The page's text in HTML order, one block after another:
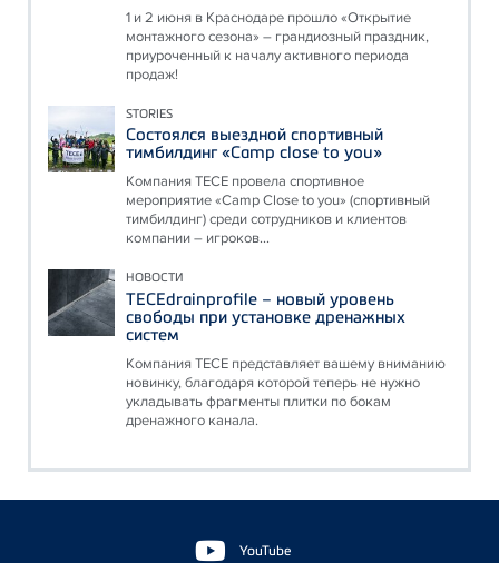
1 и 2 июня в Краснодаре прошло «Открытие
монтажного сезона» – грандиозный праздник,
приуроченный к началу активного периода
продаж!
STORIES
Состоялся выездной спортивный
тимбилдинг «Camp close to you»
Компания ТЕСЕ провела спортивное
мероприятие «Camp Close to you» (спортивный
тимбилдинг) среди сотрудников и клиентов
компании – игроков...
НОВОСТИ
TECEdrainprofile – новый уровень
свободы при установке дренажных
систем
Компания ТЕСЕ представляет вашему вниманию
новинку, благодаря которой теперь не нужно
укладывать фрагменты плитки по бокам
дренажного канала.
YouTube